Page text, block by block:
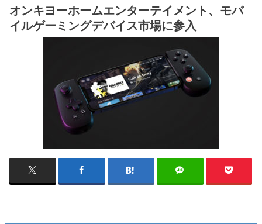
オンキヨーホームエンターテイメント、モバ
イルゲーミングデバイス市場に参入